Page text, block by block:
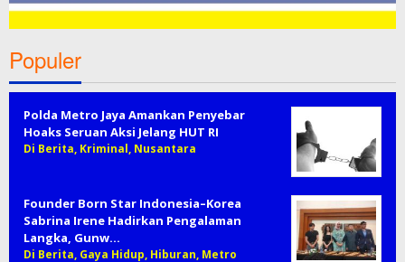
Populer
Polda Metro Jaya Amankan Penyebar
Hoaks Seruan Aksi Jelang HUT RI
Di Berita, Kriminal, Nusantara
Founder Born Star Indonesia–Korea
Sabrina Irene Hadirkan Pengalaman
Langka, Gunw…
Di Berita, Gaya Hidup, Hiburan, Metro